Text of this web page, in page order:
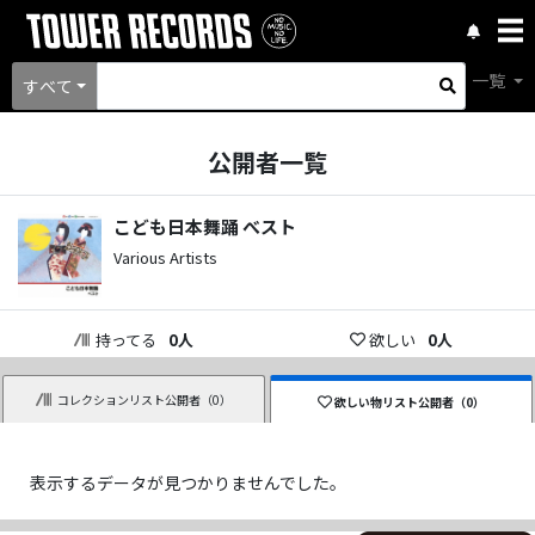
すべて 一覧
公開者一覧
こども日本舞踊 べスト
Various Artists
持ってる 0人 欲しい 0人
コレクションリスト公開者（0） 欲しい物リスト公開者（0）
表示するデータが見つかりませんでした。